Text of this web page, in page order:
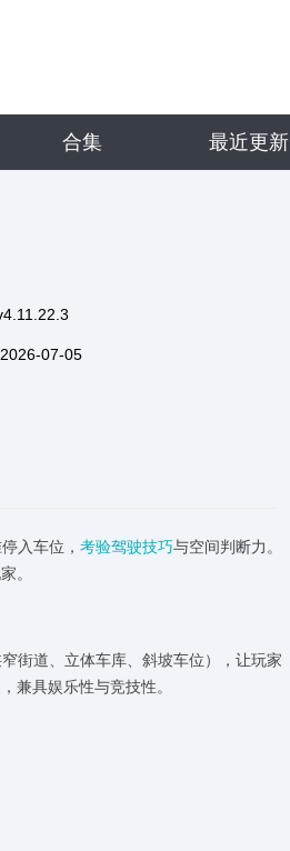
合集 最近更新
07-05
入车位， 考验驾驶技巧与空间判断力。
。
街道、立体车库、斜坡车位），让玩家
兼具娱乐性与竞技性。